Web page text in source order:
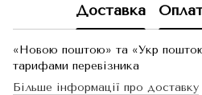
Доставка
«Новою поштою» та «Укр
тарифами перевізника
Більше інформації про доставку